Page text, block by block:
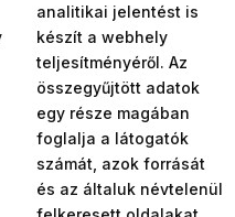
analitikai jelentést is
készít a webhely
teljesítményéről. Az
összegyűjtött adatok
egy része magában
foglalja a látogatók
számát, azok forrását
és az általuk névtelenül